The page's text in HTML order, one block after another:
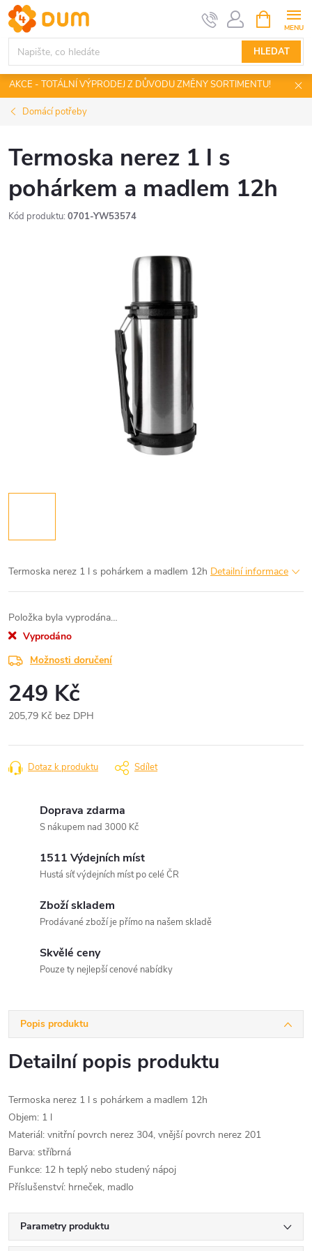
Přejít
na
obsah
HLEDAT
NÁKUPNÍ
KOŠÍK
AKCE - TOTÁLNÍ VÝPRODEJ Z DŮVODU ZMĚNY SORTIMENTU!
Domácí potřeby
Termoska nerez 1 l s
pohárkem a madlem 12h
Kód produktu: 0701-YW53574
Termoska nerez 1 l s pohárkem a madlem 12h Detailní informace
Položka byla vyprodána…
Vyprodáno
Možnosti doručení
249 Kč
205,79 Kč bez DPH
cena:
Dotaz k produktu Sdílet
Doprava zdarma
S nákupem nad 3000 Kč
1511 Výdejních míst
Hustá síť výdejních míst po celé ČR
Zboží skladem
Prodávané zboží je přímo na našem skladě
Skvělé ceny
Pouze ty nejlepší cenové nabídky
Popis produktu
Detailní popis produktu
Termoska nerez 1 l s pohárkem a madlem 12h
Objem: 1 l
Materiál: vnitřní povrch nerez 304, vnější povrch nerez 201
Barva: stříbrná
Funkce: 12 h teplý nebo studený nápoj
Příslušenství: hrneček, madlo
Parametry produktu